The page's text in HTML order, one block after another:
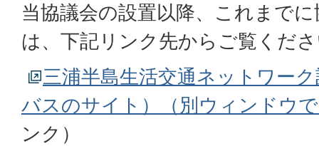
当協議会の設置以降、これまで
は、下記リンク先からご覧くだ
三浦半島生活交通ネットワー
バスのサイト）（別ウィンドウ
ンク）